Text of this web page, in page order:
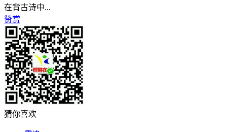
在背古诗中...
赞赏
猜你喜欢